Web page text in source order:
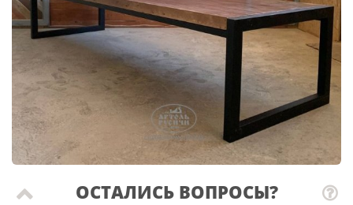
ОСТАЛИСЬ ВОПРОСЫ?